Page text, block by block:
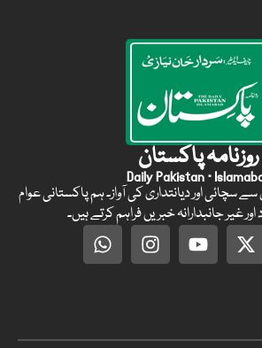
روزنامہ پاکستان
Daily Pakistan ·
پاکستان, 70 سال سے سچائی اور دیانتداری کی آواز۔ ہم پاکستانی عوام
غیر جانبدارانہ خبریں فراہم کرتے ہیں۔